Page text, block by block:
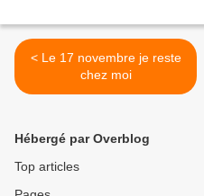
< Le 17 novembre je reste
chez moi
Hébergé par Overblog
Top articles